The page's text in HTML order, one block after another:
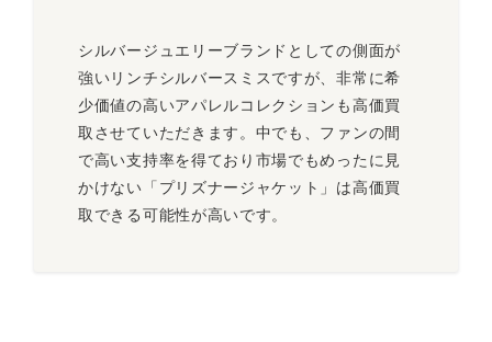
シルバージュエリーブランドとしての側面が
強いリンチシルバースミスですが、非常に希
少価値の高いアパレルコレクションも高価買
取させていただきます。中でも、ファンの間
で高い支持率を得ており市場でもめったに見
かけない「プリズナージャケット」は高価買
取できる可能性が高いです。